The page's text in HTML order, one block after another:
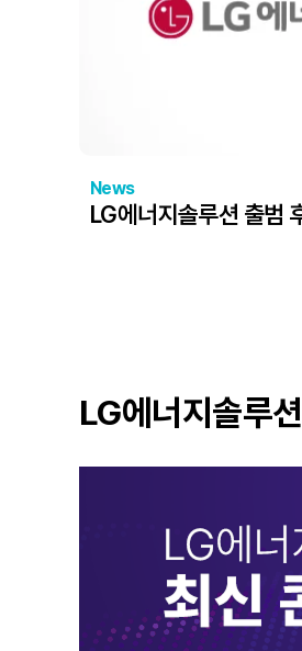
News
LG에너지솔루션 출범
LG에너지솔루